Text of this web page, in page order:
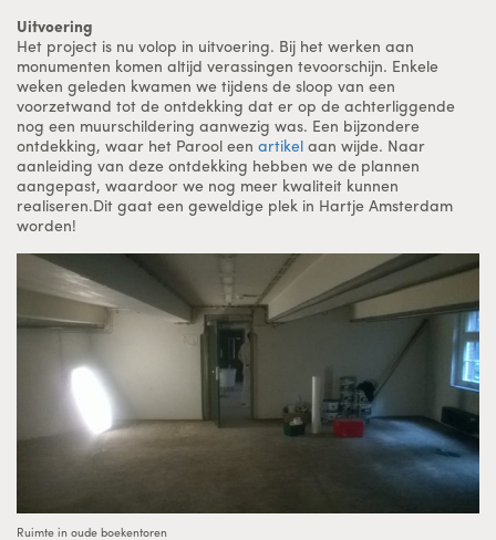
Uitvoering
Het project is nu volop in uitvoering. Bij het werken aan
monumenten komen altijd verassingen tevoorschijn. Enkele
weken geleden kwamen we tijdens de sloop van een
voorzetwand tot de ontdekking dat er op de achterliggende
nog een muurschildering aanwezig was. Een bijzondere
ontdekking, waar het Parool een artikel aan wijde. Naar
aanleiding van deze ontdekking hebben we de plannen
aangepast, waardoor we nog meer kwaliteit kunnen
realiseren.Dit gaat een geweldige plek in Hartje Amsterdam
worden!
Ruimte in oude boekentoren